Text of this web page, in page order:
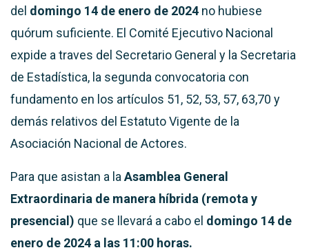
del domingo 14 de enero de 2024 no hubiese
quórum suficiente. El Comité Ejecutivo Nacional
expide a traves del Secretario General y la Secretaria
de Estadística, la segunda convocatoria con
fundamento en los artículos 51, 52, 53, 57, 63,70 y
demás relativos del Estatuto Vigente de la
Asociación Nacional de Actores.
Para que asistan a la Asamblea General
Extraordinaria de manera híbrida (remota y
presencial) que se llevará a cabo el domingo 14 de
enero de 2024 a las 11:00 horas.